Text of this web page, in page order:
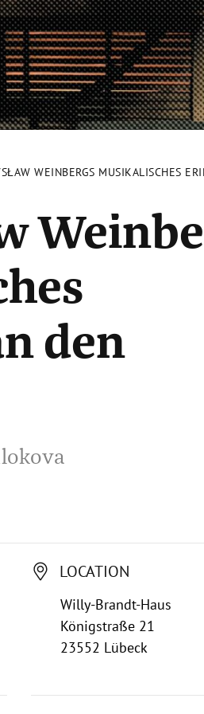
WEINBERGS MUSIKALISCHES
den
LOCATION
Willy-Brandt-Haus
Königstraße 21
23552 Lübeck